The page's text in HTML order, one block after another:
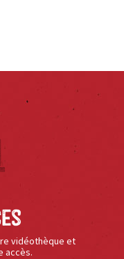
vidéothèque et
accès.